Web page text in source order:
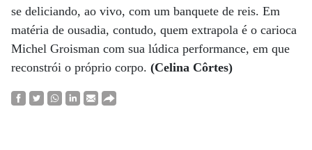
se deliciando, ao vivo, com um banquete de reis. Em
matéria de ousadia, contudo, quem extrapola é o carioca
Michel Groisman com sua lúdica performance, em que
reconstrói o próprio corpo. (Celina Côrtes)